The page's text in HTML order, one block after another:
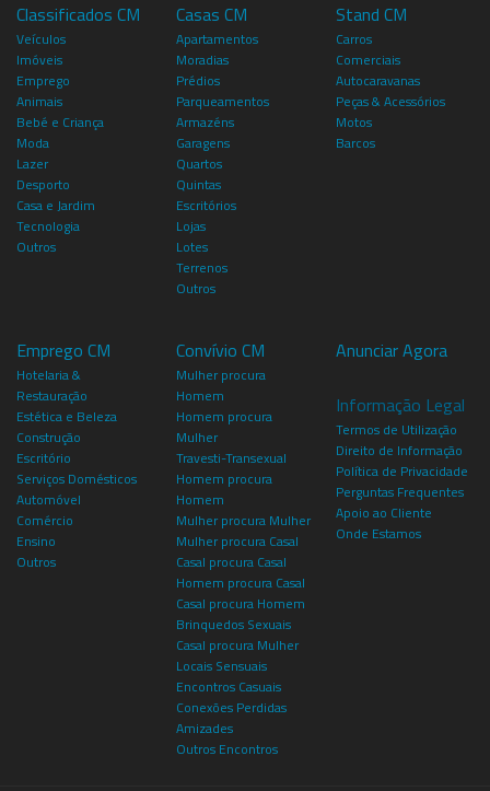
Classificados CM
Veículos
Imóveis
Emprego
Animais
Bebé e Criança
Moda
Lazer
Desporto
Casa e Jardim
Tecnologia
Outros
Casas CM
Apartamentos
Moradias
Prédios
Parqueamentos
Armazéns
Garagens
Quartos
Quintas
Escritórios
Lojas
Lotes
Terrenos
Outros
Stand CM
Carros
Comerciais
Autocaravanas
Peças & Acessórios
Motos
Barcos
Emprego CM
Hotelaria &
Restauração
Estética e Beleza
Construção
Escritório
Serviços Domésticos
Automóvel
Comércio
Ensino
Outros
Convívio CM
Mulher procura
Homem
Homem procura
Mulher
Travesti-Transexual
Homem procura
Homem
Mulher procura Mulher
Mulher procura Casal
Casal procura Casal
Homem procura Casal
Casal procura Homem
Brinquedos Sexuais
Casal procura Mulher
Locais Sensuais
Encontros Casuais
Conexões Perdidas
Amizades
Outros Encontros
Anunciar Agora
Informação Legal
Termos de Utilização
Direito de Informação
Política de Privacidade
Perguntas Frequentes
Apoio ao Cliente
Onde Estamos